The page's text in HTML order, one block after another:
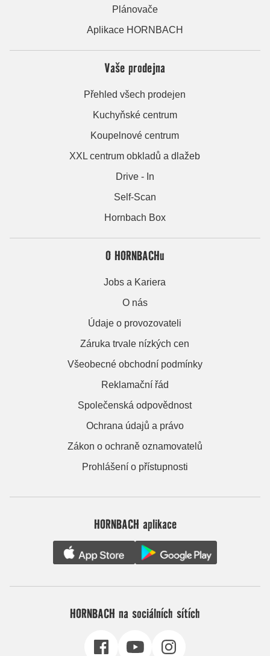
Plánovače
Aplikace HORNBACH
Vaše prodejna
Přehled všech prodejen
Kuchyňské centrum
Koupelnové centrum
XXL centrum obkladů a dlažeb
Drive - In
Self-Scan
Hornbach Box
O HORNBACHu
Jobs a Kariera
O nás
Údaje o provozovateli
Záruka trvale nízkých cen
Všeobecné obchodní podmínky
Reklamační řád
Společenská odpovědnost
Ochrana údajů a právo
Zákon o ochraně oznamovatelů
Prohlášení o přístupnosti
HORNBACH aplikace
HORNBACH na sociálních sítích